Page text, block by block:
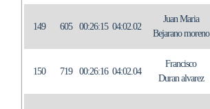
149 605 00:26:15 04:02.02
Juan Maria
Bejarano moreno
150 719 00:26:16 04:02.04
Francisco
Duran alvarez